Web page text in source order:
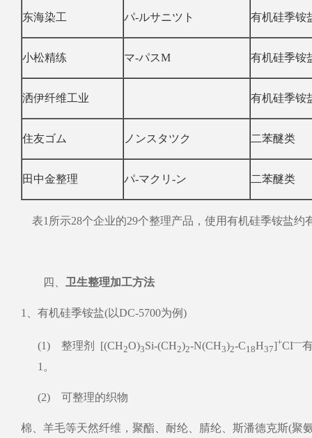
东海染工 パ-ルサニツト 有机硅季铵
小松精练 マ-パスM 有机硅季铵
洒伊纤维工业 有机硅季铵
住友ゴム ノンスタツク 二苯醚类
田中金整理 パ-マクリ-ン 二苯醚类
表1所示28个企业的29个整理产品，使用有机硅季铵盐约
四、 卫生整理加工方法
1、有机硅季铵盐(以DC-5700为例)
(1) 整理剂 [(CH2O)3Si-(CH2)2-N(CH3)2-C18H37]+CI—
1。
(2) 可整理的织物
棉、羊毛等天然纤维，聚酯、耐纶、腈纶、斯潘德克斯(聚